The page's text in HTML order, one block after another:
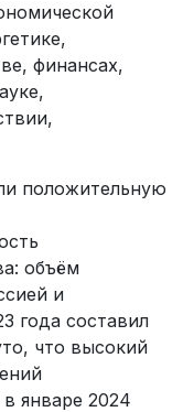
финансах,
положительную
объём
и
года составил
что высокий
январе 2024